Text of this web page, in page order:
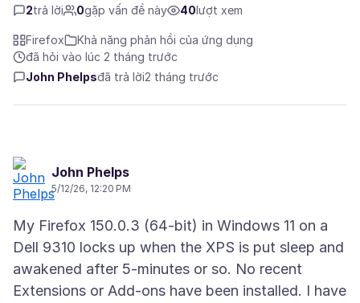
2trả lời 0gặp vấn đề này 40lượt xem
Firefox
Khả năng phản hồi của ứng dụng
đã hỏi vào lúc 2 tháng trước
John Phelpsđã trả lời2 tháng trước
John Phelps
5/12/26, 12:20 PM
My Firefox 150.0.3 (64-bit) in Windows 11 on a
Dell 9310 locks up when the XPS is put sleep and
awakened after 5-minutes or so. No recent
Extensions or Add-ons have been installed. I have